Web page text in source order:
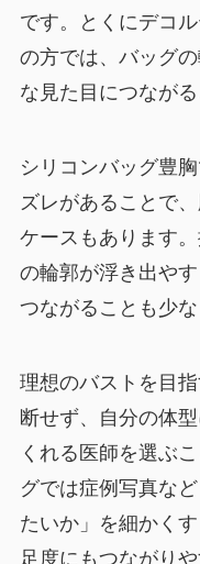
です。とくにデコ
の方では、バッグ
な見た目につながる
シリコンバッグ豊
ズレがあることで
ケースもあります
の輪郭が浮き出や
つながることも少な
理想のバストを目
断せず、自分の体
くれる医師を選ぶ
グでは症例写真な
たいか」を細かく
足度にもつながりや